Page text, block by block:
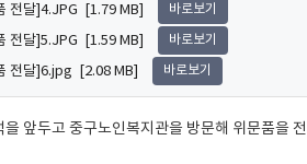
전달]4.JPG [1.79 MB] 바로보기
전달]5.JPG [1.59 MB] 바로보기
전달]6.jpg [2.08 MB] 바로보기
앞두고 중구노인복지관을 방문해 위문품을